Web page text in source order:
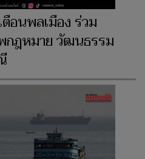
อนพลเมือง ร่วม
กฎหมาย วัฒนธรรม